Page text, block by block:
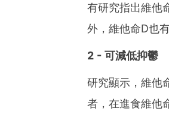
有研究指出維他
外，維他命D也
2 - 可減低抑鬱
研究顯示，維他
者，在進食維他